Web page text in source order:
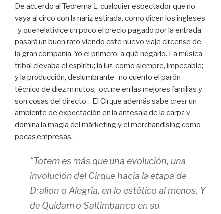
De acuerdo al Teorema 1, cualquier espectador que no
vaya al circo con la nariz estirada, como dicen los ingleses
-y que relativice un poco el precio pagado por la entrada-
pasará un buen rato viendo este nuevo viaje circense de
la gran compañía. Yo el primero, a qué negarlo. La música
tribal elevaba el espíritu; la luz, como siempre, impecable;
y la producción, deslumbrante -no cuento el parón
técnico de diez minutos, ocurre en las mejores familias y
son cosas del directo-. El Cirque además sabe crear un
ambiente de expectación en la antesala de la carpa y
domina la magia del márketing y el merchandising como
pocas empresas.
“Totemes más que una evolución, una
involución del Cirque hacia la etapa de
Dralion o Alegría, en lo estético al menos. Y
de Quidamo Saltimbanco en su